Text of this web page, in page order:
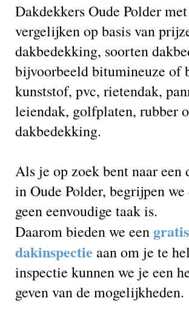
Dakdekkers Oude Polder
vergelijken op basis van
dakbedekking, soorten
bijvoorbeeld bitumineuze of
kunststof, pvc, rietendak,
leiendak, golfplaten, rubber
dakbedekking.
Als je op zoek bent naar een
in Oude Polder, begrijpen
geen eenvoudige taak is.
Daarom bieden we een gratis
dakinspectie aan om je te
inspectie kunnen we je een
geven van de mogelijkheden.